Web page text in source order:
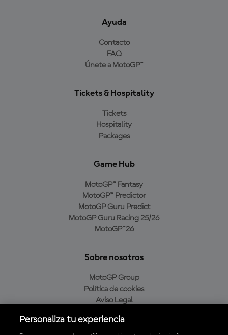
Ayuda
Contacto
FAQ
Únete a MotoGP™
Tickets & Hospitality
Tickets
Hospitality
Packages
Game Hub
MotoGP™ Fantasy
MotoGP™ Predictor
MotoGP Guru Predict
MotoGP Guru Racing 25/26
MotoGP™26
Sobre nosotros
MotoGP Group
Política de cookies
Aviso Legal
Política de compra
Personaliza tu experiencia